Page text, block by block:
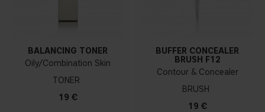
BALANCING TONER
Oily/Combination Skin
TONER
19 €
BUFFER CONCEALER
BRUSH F12
Contour & Concealer
BRUSH
19 €